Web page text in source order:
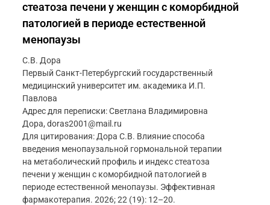
стеатоза печени у женщин с коморбидной
патологией в периоде естественной
менопаузы
С.В. Дора
Первый Санкт-Петербургский государственный
медицинский университет им. академика И.П.
Павлова
Адрес для переписки: Светлана Владимировна
Дора, doras2001@mail.ru
Для цитирования: Дора С.В. Влияние способа
введения менопаузальной гормональной терапии
на метаболический профиль и индекс стеатоза
печени у женщин с коморбидной патологией в
периоде естественной менопаузы. Эффективная
фармакотерапия. 2026; 22 (19): 12–20.